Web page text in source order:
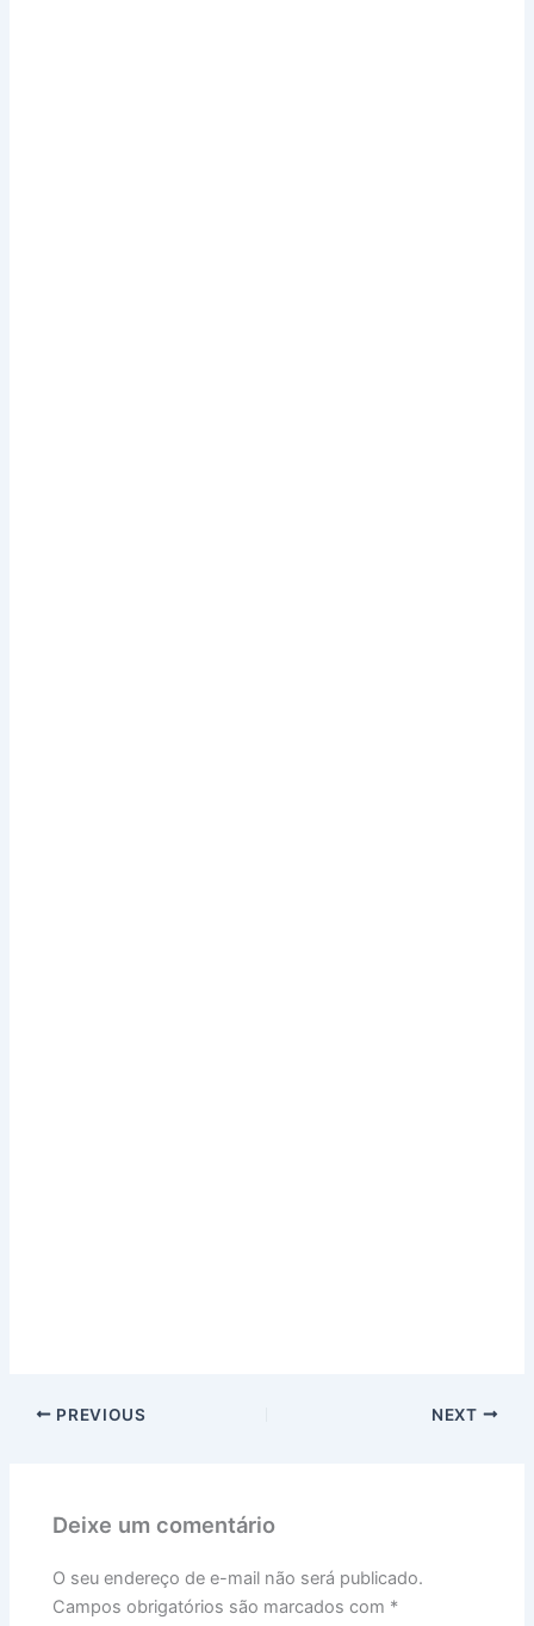
PREVIOUS NEXT
Deixe um comentário
O seu endereço de e-mail não será publicado.
Campos obrigatórios são marcados com *